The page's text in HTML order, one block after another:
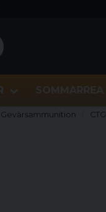
SOMMARREA
Gevärsammunition